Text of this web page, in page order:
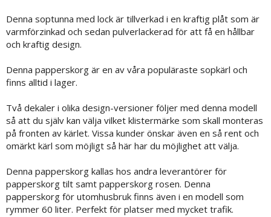
Denna soptunna med lock är tillverkad i en kraftig plåt som är
varmförzinkad och sedan pulverlackerad för att få en hållbar
och kraftig design.
Denna papperskorg är en av våra populäraste sopkärl och
finns alltid i lager.
Två dekaler i olika design-versioner följer med denna modell
så att du själv kan välja vilket klistermärke som skall monteras
på fronten av kärlet. Vissa kunder önskar även en så rent och
omärkt kärl som möjligt så här har du möjlighet att välja.
Denna papperskorg kallas hos andra leverantörer för
papperskorg tilt samt papperskorg rosen. Denna
papperskorg för utomhusbruk finns även i en modell som
rymmer 60 liter. Perfekt för platser med mycket trafik.